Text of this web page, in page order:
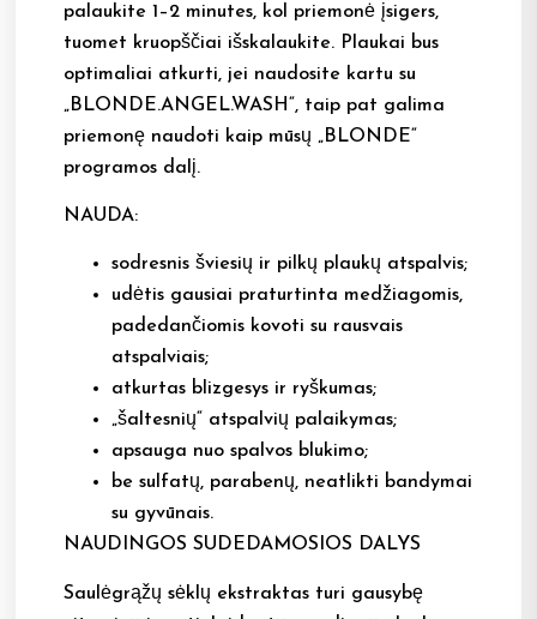
palaukite 1–2 minutes, kol priemonė įsigers,
tuomet kruopščiai išskalaukite. Plaukai bus
optimaliai atkurti, jei naudosite kartu su
„BLONDE.ANGEL.WASH“, taip pat galima
priemonę naudoti kaip mūsų „BLONDE“
programos dalį.
NAUDA:
sodresnis šviesių ir pilkų plaukų atspalvis;
udėtis gausiai praturtinta medžiagomis,
padedančiomis kovoti su rausvais
atspalviais;
atkurtas blizgesys ir ryškumas;
„šaltesnių“ atspalvių palaikymas;
apsauga nuo spalvos blukimo;
be sulfatų, parabenų, neatlikti bandymai
su gyvūnais.
NAUDINGOS SUDEDAMOSIOS DALYS
Saulėgrąžų sėklų ekstraktas turi gausybę